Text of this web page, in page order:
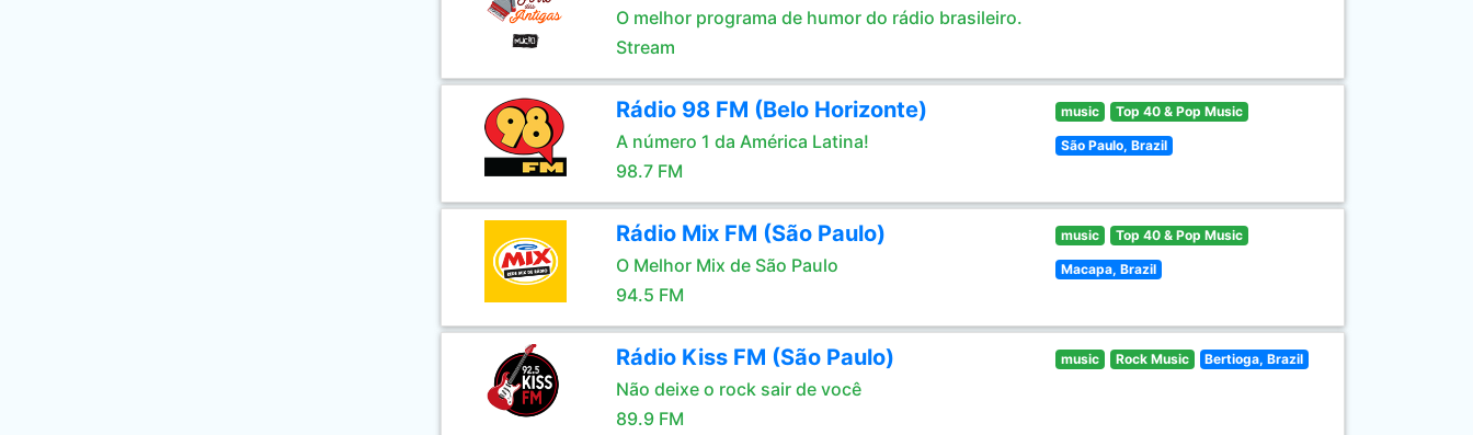
O melhor programa de humor do rádio brasileiro.
Stream
Rádio 98 FM (Belo Horizonte)
A número 1 da América Latina!
98.7 FM
music Top 40 & Pop Music
São Paulo, Brazil
Rádio Mix FM (São Paulo)
O Melhor Mix de São Paulo
94.5 FM
music Top 40 & Pop Music
Macapa, Brazil
Rádio Kiss FM (São Paulo)
Não deixe o rock sair de você
89.9 FM
music Rock Music Bertioga, Brazil